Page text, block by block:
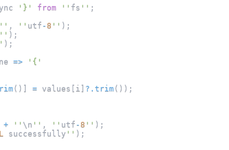
'}' from '' fs '' ;
'' , '' utf - 8 '' ) ;
'' ) ;
) ;
=>
'{'
( ) ] = values [ i ] ?. trim( ) ) ;
+ '' \n '' , '' utf - 8 '' ) ;
successfully '' ) ;